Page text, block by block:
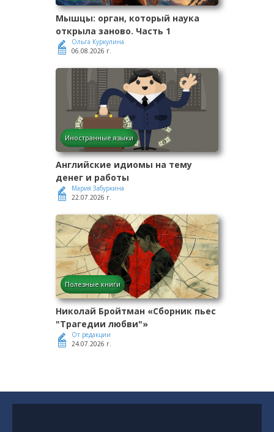
Мышцы: орган, который наука
открыла заново. Часть 1
Ольга Куркулина
06.08.2026 г.
Иностранные языки
Английские идиомы на тему
денег и работы
Мария Забуркина
22.07.2026 г.
Полезные книги
Николай Бройтман «Сборник пьес
"Трагедии любви"»
От редакции
24.07.2026 г.